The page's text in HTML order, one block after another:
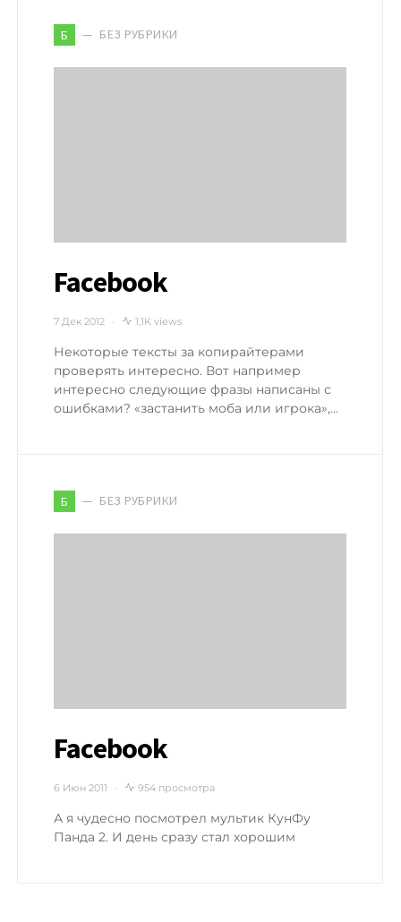
Б БЕЗ РУБРИКИ
Facebook
7 Дек 2012 1,1K views
Некоторые тексты за копирайтерами
проверять интересно. Вот например
интересно следующие фразы написаны с
ошибками? «застанить моба или игрока»,…
Б БЕЗ РУБРИКИ
Facebook
6 Июн 2011 954 просмотра
А я чудесно посмотрел мультик КунФу
Панда 2. И день сразу стал хорошим